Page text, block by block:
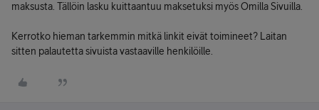
maksusta. Tällöin lasku kuittaantuu maksetuksi myös Omilla Sivuilla.
Kerrotko hieman tarkemmin mitkä linkit eivät toimineet? Laitan
sitten palautetta sivuista vastaaville henkilöille.